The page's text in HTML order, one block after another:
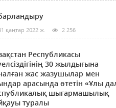
қаңтар 2022 ж. 2 256
Республикасы
30 жылдығына
жас жазушылар мен
арасында өтетін «Ұлы
шығармашылық
туралы